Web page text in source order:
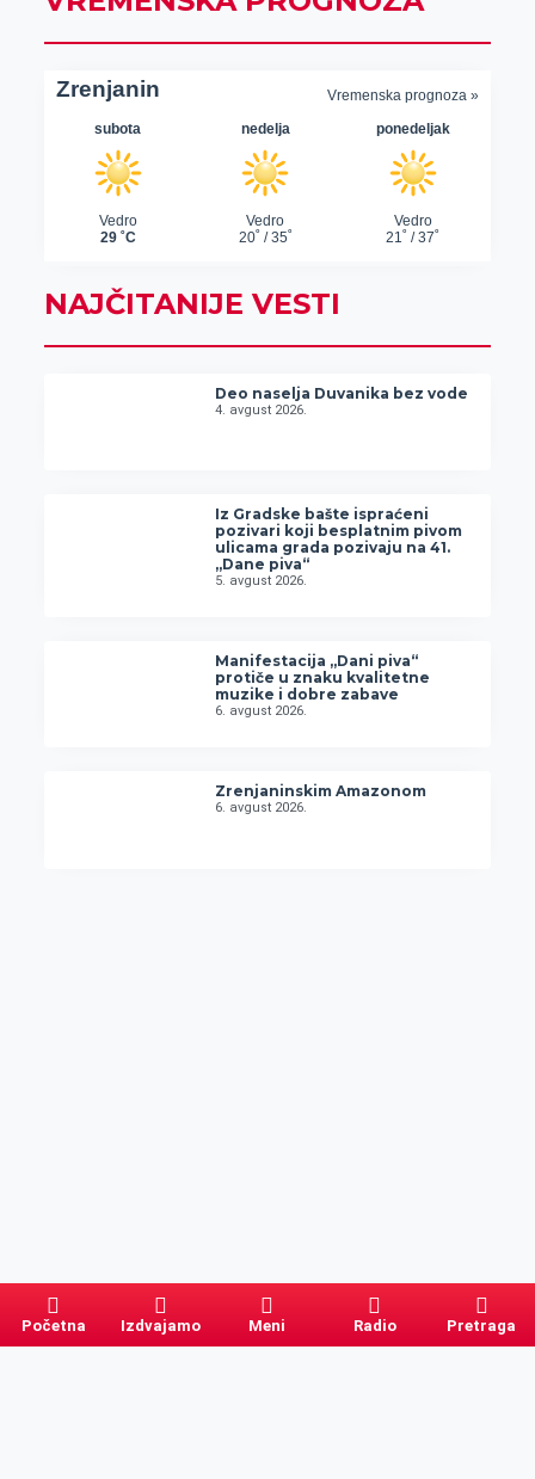
NAJČITANIJE VESTI
Deo naselja Duvanika bez vode
4. avgust 2026.
Iz Gradske bašte ispraćeni
pozivari koji besplatnim pivom
ulicama grada pozivaju na 41.
„Dane piva“
5. avgust 2026.
Manifestacija „Dani piva“
protiče u znaku kvalitetne
muzike i dobre zabave
6. avgust 2026.
Zrenjaninskim Amazonom
6. avgust 2026.
Početna Izdvajamo Meni Radio Pretraga